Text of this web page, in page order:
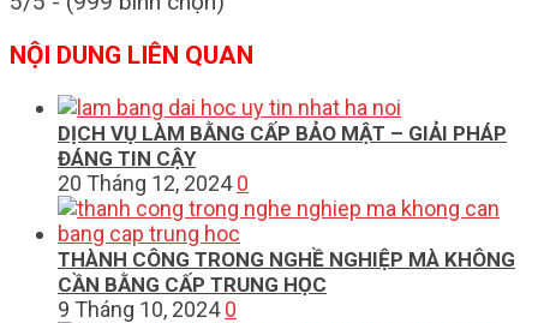
NỘI DUNG LIÊN QUAN
DỊCH VỤ LÀM BẰNG CẤP BẢO MẬT – GIẢI PHÁP
ĐÁNG TIN CẬY
20 Tháng 12, 2024 0
THÀNH CÔNG TRONG NGHỀ NGHIỆP MÀ KHÔNG
CẦN BẰNG CẤP TRUNG HỌC
9 Tháng 10, 2024 0